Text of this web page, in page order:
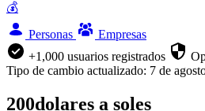
💰
Personas
Empresas
+1,000 usuarios registrados
Tipo de cambio actualizado: 7 de
200dolares a soles